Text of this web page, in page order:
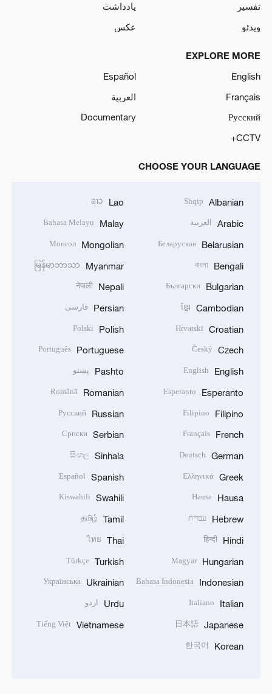
تفسیر
یادداشت
ویدئو
عکس
EXPLORE MORE
English
Español
Français
العربية
Русский
Documentary
CCTV+
CHOOSE YOUR LANGUAGE
Albanian
Shqip
Arabic العربية
Belarusian
Беларуская
Bengali
বাংলা
Bulgarian
Български
Cambodian
ខ្មែរ
Croatian
Hrvatski
Czech
Český
English
English
Esperanto
Esperanto
Filipino
Filipino
French
Français
German
Deutsch
Greek
Ελληνικά
Hausa
Hausa
Hebrew עברית
Hindi
हिन्दी
Hungarian
Magyar
Indonesian
Bahasa Indonesia
Italian
Italiano
Japanese
日本語
Korean
한국어
Lao
ລາວ
Malay
Bahasa Melayu
Mongolian
Монгол
Myanmar
မြန်မာဘာသာ
Nepali
नेपाली
Persian فارسی
Polish
Polski
Portuguese
Português
Pashto پښتو
Romanian
Română
Russian
Русский
Serbian
Српски
Sinhala
සිංහල
Spanish
Español
Swahili
Kiswahili
Tamil
தமிழ்
Thai
ไทย
Turkish
Türkçe
Ukrainian
Українська
Urdu اردو
Vietnamese
Tiếng Việt